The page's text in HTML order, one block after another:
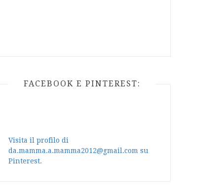
FACEBOOK E PINTEREST:
Visita il profilo di
da.mamma.a.mamma2012@gmail.com su
Pinterest.